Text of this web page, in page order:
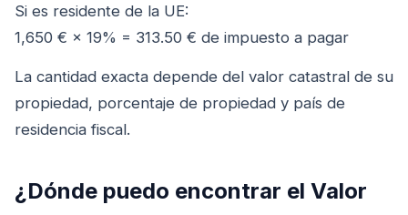
Si es residente de la UE:
1,650 € × 19% = 313.50 € de impuesto a pagar
La cantidad exacta depende del valor catastral de su
propiedad, porcentaje de propiedad y país de
residencia fiscal.
¿Dónde puedo encontrar el Valor